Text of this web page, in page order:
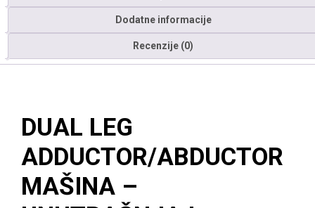
Dodatne informacije
Recenzije (0)
DUAL LEG
ADDUCTOR/ABDUCTOR
MAŠINA –